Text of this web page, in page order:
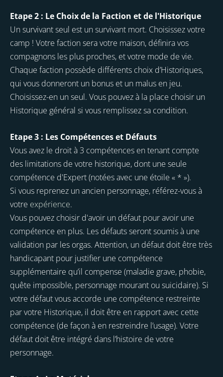
Etape 2 : Le Choix de la Faction et de l'Historique
Un survivant seul est un survivant mort. Choisissez votre
camp ! Votre faction sera votre maison, définira vos
compagnons les plus proches, et votre mode de vie.
Chaque faction possède différents choix d’Historiques,
qui vous donneront un bonus et un malus en jeu.
Choisissez-en un seul. Vous pouvez à la place choisir un
Historique général si vous remplissez sa condition.
Etape 3 : Les Compétences et Défauts
Vous avez le droit à 3 compétences en tenant compte
des limitations de votre historique, dont une seule
compétence d'Expert (notées avec une étoile « * »).
Si vous reprenez un ancien personnage, référez-vous à
votre expérience.
Vous pouvez choisir d'avoir un défaut pour avoir une
compétence en plus. Les défauts seront soumis à une
validation par les orgas. Attention, un défaut doit être très
handicapant pour justifier une compétence
supplémentaire qu’il compense (maladie grave, phobie,
quête impossible, personnage mourant ou suicidaire). Si
votre défaut vous accorde une compétence restreinte
par votre Historique, il doit être en rapport avec cette
compétence (de façon à en restreindre l’usage). Votre
défaut doit être intégré dans l’histoire de votre
personnage.